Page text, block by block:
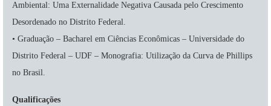
Ambiental: Uma Externalidade Negativa Causada pelo Crescimento
Desordenado no Distrito Federal.
• Graduação – Bacharel em Ciências Econômicas – Universidade do
Distrito Federal – UDF – Monografia: Utilização da Curva de Phillips
no Brasil.
Qualificações